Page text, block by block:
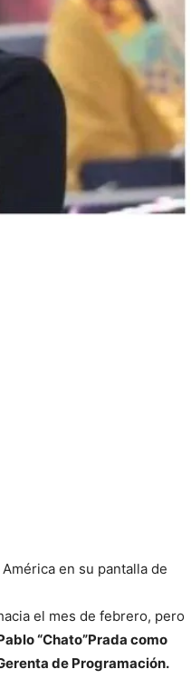
en su pantalla de
el mes de febrero, pero
“Chato”Prada como
de Programación.